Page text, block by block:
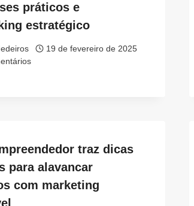
práticos e
estratégico
19 de fevereiro de 2025
traz dicas
para alavancar
com marketing